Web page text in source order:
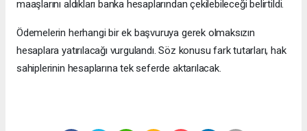
maaşlarını aldıkları banka hesaplarından çekilebileceği belirtildi.
Ödemelerin herhangi bir ek başvuruya gerek olmaksızın
hesaplara yatırılacağı vurgulandı. Söz konusu fark tutarları, hak
sahiplerinin hesaplarına tek seferde aktarılacak.